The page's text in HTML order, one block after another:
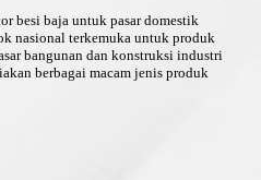
besi baja untuk pasar domestik
nasional terkemuka untuk produk
bangunan dan konstruksi industri
berbagai macam jenis produk